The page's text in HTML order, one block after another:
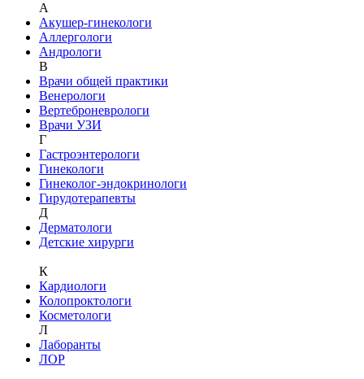
А
Акушер-гинекологи
Аллергологи
Андрологи
В
Врачи общей практики
Венерологи
Вертеброневрологи
Врачи УЗИ
Г
Гастроэнтерологи
Гинекологи
Гинеколог-эндокринологи
Гирудотерапевты
Д
Дерматологи
Детские хирурги
К
Кардиологи
Колопроктологи
Косметологи
Л
Лаборанты
ЛОР